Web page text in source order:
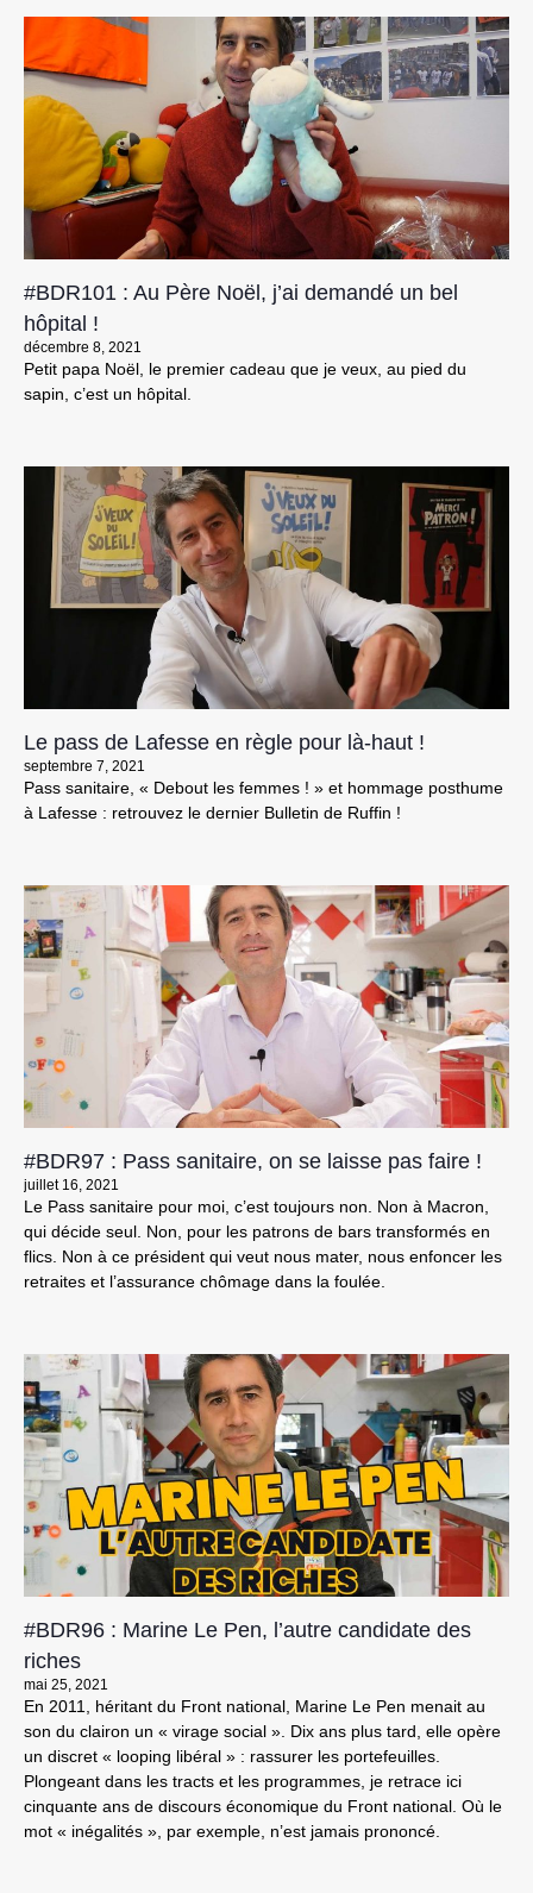
#BDR101 : Au Père Noël, j’ai demandé un bel
hôpital !
décembre 8, 2021
Petit papa Noël, le premier cadeau que je veux, au pied du
sapin, c’est un hôpital.
Le pass de Lafesse en règle pour là-haut !
septembre 7, 2021
Pass sanitaire, « Debout les femmes ! » et hommage posthume
à Lafesse : retrouvez le dernier Bulletin de Ruffin !
#BDR97 : Pass sanitaire, on se laisse pas faire !
juillet 16, 2021
Le Pass sanitaire pour moi, c’est toujours non. Non à Macron,
qui décide seul. Non, pour les patrons de bars transformés en
flics. Non à ce président qui veut nous mater, nous enfoncer les
retraites et l’assurance chômage dans la foulée.
#BDR96 : Marine Le Pen, l’autre candidate des
riches
mai 25, 2021
En 2011, héritant du Front national, Marine Le Pen menait au
son du clairon un « virage social ». Dix ans plus tard, elle opère
un discret « looping libéral » : rassurer les portefeuilles.
Plongeant dans les tracts et les programmes, je retrace ici
cinquante ans de discours économique du Front national. Où le
mot « inégalités », par exemple, n’est jamais prononcé.